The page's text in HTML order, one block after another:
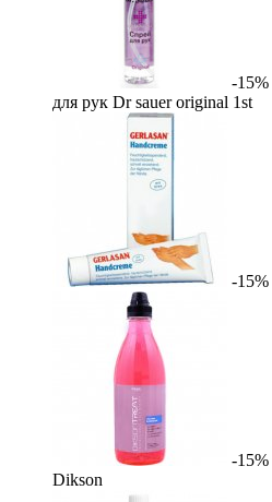
-15%
для рук Dr sauer original 1st
-15%
-15%
Dikson